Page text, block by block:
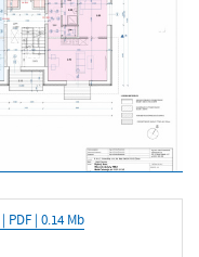
| PDF | 0.14 Mb